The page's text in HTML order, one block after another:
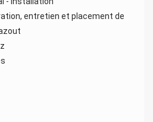
entretien et placement de